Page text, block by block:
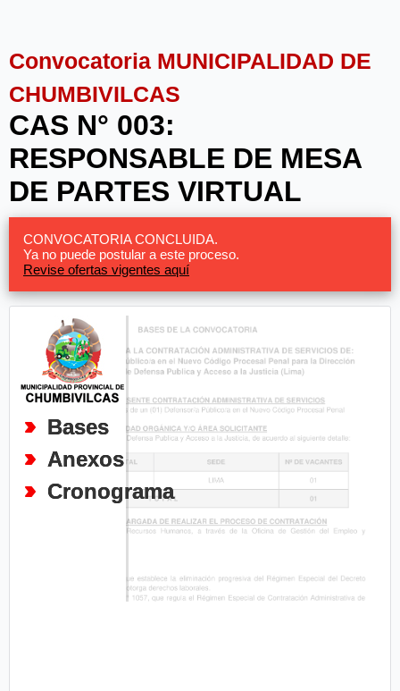
Convocatoria MUNICIPALIDAD DE
CHUMBIVILCAS
CAS N° 003:
RESPONSABLE DE MESA
DE PARTES VIRTUAL
CONVOCATORIA CONCLUIDA.
Ya no puede postular a este proceso.
Revise ofertas vigentes aquí
Bases
Anexos
Cronograma